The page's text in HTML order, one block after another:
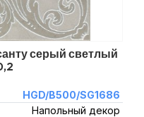
серый светлый
HGD/B500/SG1686
Напольный декор